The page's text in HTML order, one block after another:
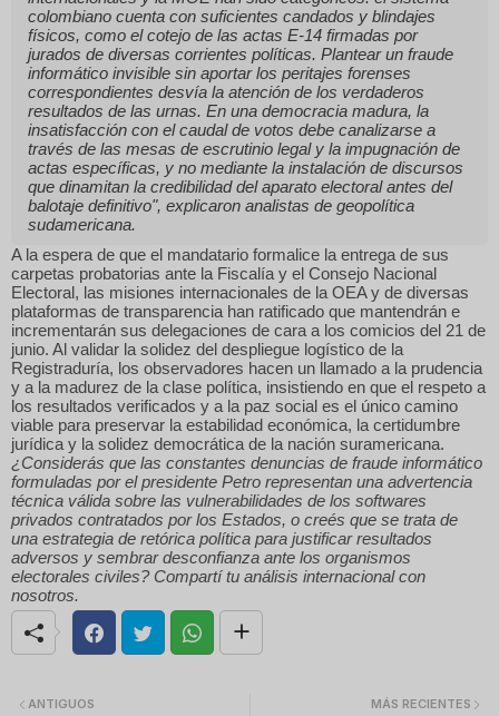
colombiano cuenta con suficientes candados y blindajes
físicos, como el cotejo de las actas E-14 firmadas por
jurados de diversas corrientes políticas. Plantear un fraude
informático invisible sin aportar los peritajes forenses
correspondientes desvía la atención de los verdaderos
resultados de las urnas. En una democracia madura, la
insatisfacción con el caudal de votos debe canalizarse a
través de las mesas de escrutinio legal y la impugnación de
actas específicas, y no mediante la instalación de discursos
que dinamitan la credibilidad del aparato electoral antes del
balotaje definitivo", explicaron analistas de geopolítica
sudamericana.
A la espera de que el mandatario formalice la entrega de sus
carpetas probatorias ante la Fiscalía y el Consejo Nacional
Electoral, las misiones internacionales de la OEA y de diversas
plataformas de transparencia han ratificado que mantendrán e
incrementarán sus delegaciones de cara a los comicios del 21 de
junio. Al validar la solidez del despliegue logístico de la
Registraduría, los observadores hacen un llamado a la prudencia
y a la madurez de la clase política, insistiendo en que el respeto a
los resultados verificados y a la paz social es el único camino
viable para preservar la estabilidad económica, la certidumbre
jurídica y la solidez democrática de la nación suramericana.
¿Considerás que las constantes denuncias de fraude informático
formuladas por el presidente Petro representan una advertencia
técnica válida sobre las vulnerabilidades de los softwares
privados contratados por los Estados, o creés que se trata de
una estrategia de retórica política para justificar resultados
adversos y sembrar desconfianza ante los organismos
electorales civiles? Compartí tu análisis internacional con
nosotros.
MÁS RECIENTES
ANTIGUOS